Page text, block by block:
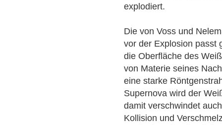
explodiert.
Die von Voss und
vor der Explosion passt
die Oberfläche des
von Materie seines
eine starke
Supernova wird der
damit verschwindet
Kollision und